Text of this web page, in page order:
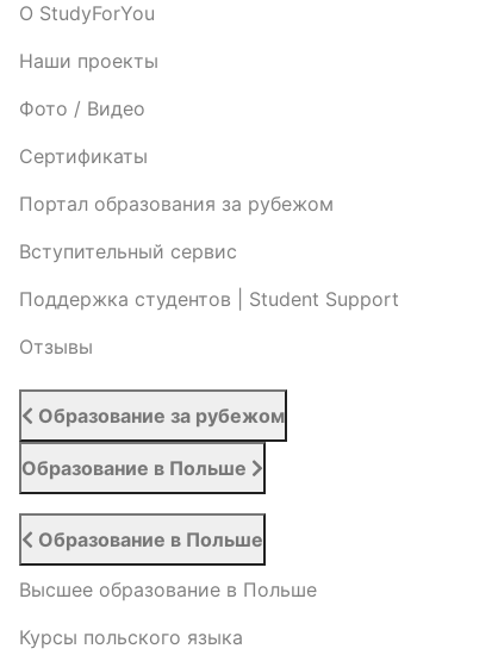
О StudyForYou
Наши проекты
Фото / Видео
Cертификаты
Портал образования за рубежом
Вступительный сервис
Поддержка студентов | Student Support
Отзывы
Образование за рубежом
Образование в Польше
Образование в Польше
Высшее образование в Польше
Курсы польского языка